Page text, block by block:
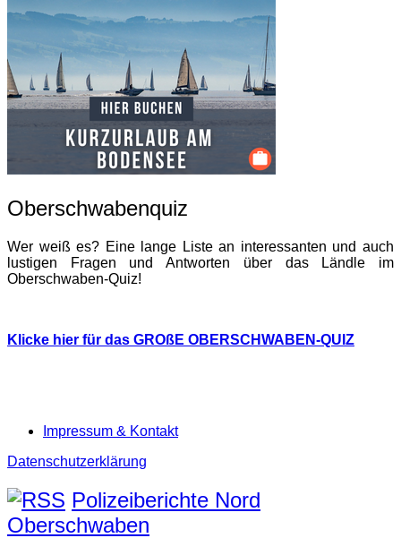
Oberschwabenquiz
Wer weiß es? Eine lange Liste an interessanten und auch
lustigen Fragen und Antworten über das Ländle im
Oberschwaben-Quiz!
Klicke hier für das GROßE OBERSCHWABEN-QUIZ
Impressum & Kontakt
Datenschutzerklärung
Polizeiberichte Nord
Oberschwaben